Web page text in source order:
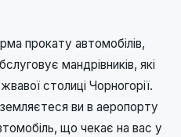
прокату автомобілів,
мандрівників, які
столиці Чорногорії.
ви в аеропорту
що чекає на вас у